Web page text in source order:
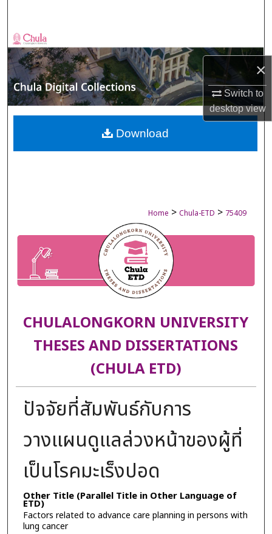
×
Switch to
desktopview
Browse Collections
My Account
About
Digital Commons Network™
Home > Chula-ETD > 75409
CHULALONGKORN UNIVERSITY
THESES AND DISSERTATIONS
(CHULA ETD)
ปัจจัยที่สัมพันธ์กับการ
วางแผนดูแลล่วงหน้าของผู้ที่
เป็นโรคมะเร็งปอด
Other Title (Parallel Title in Other Language of
ETD)
Factors related to advance care planning in persons with
lung cancer
Download